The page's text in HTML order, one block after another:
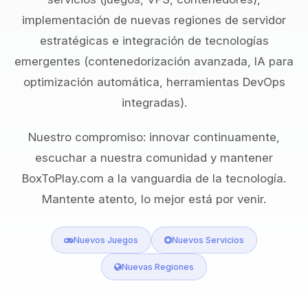
implementación de nuevas regiones de servidor
estratégicas e integración de tecnologías
emergentes (contenedorización avanzada, IA para
optimización automática, herramientas DevOps
integradas).
Nuestro compromiso: innovar continuamente,
escuchar a nuestra comunidad y mantener
BoxToPlay.com a la vanguardia de la tecnología.
Mantente atento, lo mejor está por venir.
Nuevos Juegos Nuevos Servicios
Nuevas Regiones